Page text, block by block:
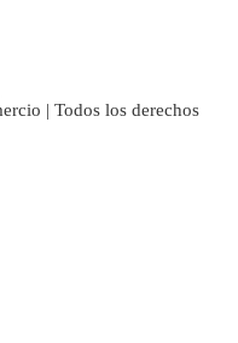
| Todos los derechos